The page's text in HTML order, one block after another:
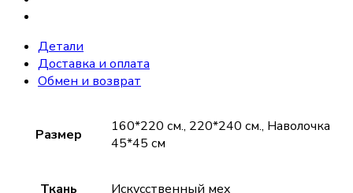
Детали
Доставка и оплата
Обмен и возврат
Размер
160*220 см., 220*240 см., Наволочка
45*45 см
Ткань Искусственный мех